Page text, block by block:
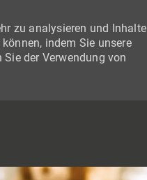
zu analysieren und Inhalte
indem Sie unsere
der Verwendung von